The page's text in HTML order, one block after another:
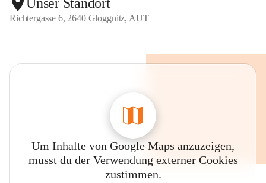
Richtergasse 6, 2640 Gloggnitz, AUT
Um Inhalte von Google Maps anzuzeigen,
musst du der Verwendung externer Cookies
zustimmen.